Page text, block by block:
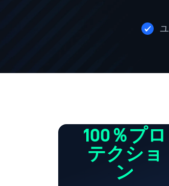
100％プロ
テクショ
ン